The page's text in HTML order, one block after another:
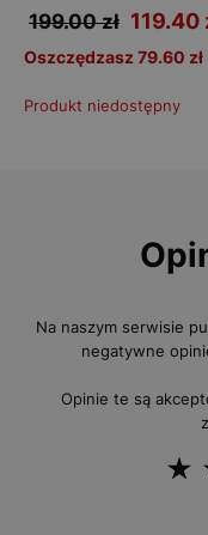
199.00 zł 119.40
Oszczędzasz 79.60 zł
Produkt niedostępny
Na naszym serwisie
negatywne
Opinie te są